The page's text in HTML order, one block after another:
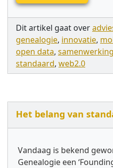
Dit artikel gaat over
genealogie, innovatie,
open data, samenwerking
standaard, web2.0
Het belang van
Vandaag is bekend
Genealogie een